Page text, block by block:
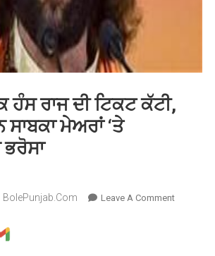
ਹੰਸ ਰਾਜ ਦੀ ਟਿਕਟ ਕੱਟੀ,
ਸਾਬਕਾ ਮੇਅਰਾਂ ‘ਤੇ
BolePunjab.com Leave A CommentOn